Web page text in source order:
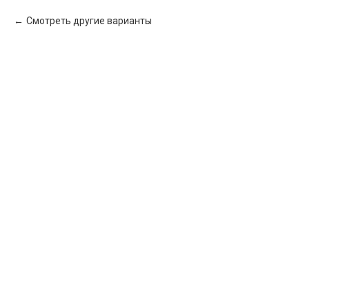
Смотреть другие варианты